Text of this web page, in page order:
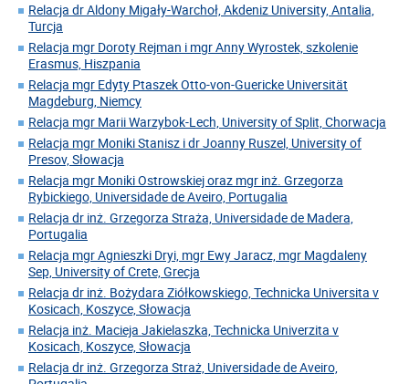
Relacja dr Aldony Migały-Warchoł, Akdeniz University, Antalia,
Turcja
Relacja mgr Doroty Rejman i mgr Anny Wyrostek, szkolenie
Erasmus, Hiszpania
Relacja mgr Edyty Ptaszek Otto-von-Guericke Universität
Magdeburg, Niemcy
Relacja mgr Marii Warzybok-Lech, University of Split, Chorwacja
Relacja mgr Moniki Stanisz i dr Joanny Ruszel, University of
Presov, Słowacja
Relacja mgr Moniki Ostrowskiej oraz mgr inż. Grzegorza
Rybickiego, Universidade de Aveiro, Portugalia
Relacja dr inż. Grzegorza Straża, Universidade de Madera,
Portugalia
Relacja mgr Agnieszki Dryi, mgr Ewy Jaracz, mgr Magdaleny
Sep, University of Crete, Grecja
Relacja dr inż. Bożydara Ziółkowskiego, Technicka Universita v
Kosicach, Koszyce, Słowacja
Relacja inż. Macieja Jakielaszka, Technicka Univerzita v
Kosicach, Koszyce, Słowacja
Relacja dr inż. Grzegorza Straż, Universidade de Aveiro,